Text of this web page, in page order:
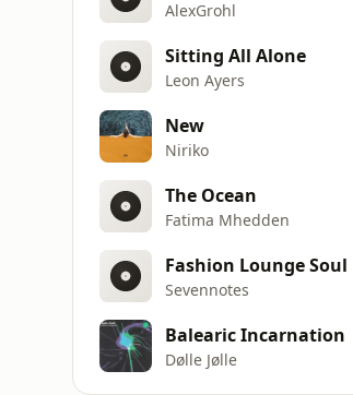
AlexGrohl
Sitting All Alone
Leon Ayers
New
Niriko
The Ocean
Fatima Mhedden
Fashion Lounge Soul
Sevennotes
Balearic Incarnation
Dølle Jølle